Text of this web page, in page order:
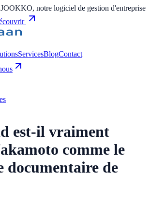
notre logiciel de gestion d'entreprise
ServicesBlogContact
est-il vraiment
comme le
documentaire de